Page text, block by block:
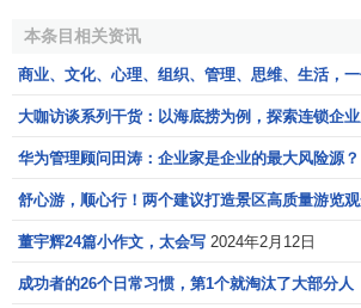
化与精神文化。
文化的意义使人类的行为方式是正常
某些行为和价值观是适用的、有益的，而
的，甚至是有害的。有益的行为被分享和
及某些人造的东西被制度化并被合并成
本条目相关资讯
大咖访谈系列干货：以海底捞为例，探索连锁企
华为管理顾问田涛：企业家是企业的最大风险源？
舒心游，顺心行！两个建议打造景区高质量游览
董宇辉24篇小作文，太会写 2024年2月12日
成功者的26个日常习惯，第1个就淘汰了大部分人